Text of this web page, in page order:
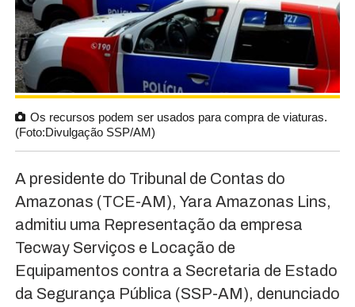
Os recursos podem ser usados para compra de viaturas.
(Foto:Divulgação SSP/AM)
A presidente do Tribunal de Contas do
Amazonas (TCE-AM), Yara Amazonas Lins,
admitiu uma Representação da empresa
Tecway Serviços e Locação de
Equipamentos contra a Secretaria de Estado
da Segurança Pública (SSP-AM), denunciado